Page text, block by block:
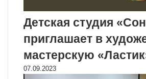
Детская студия
приглашает в
мастерскую
07.09.2023